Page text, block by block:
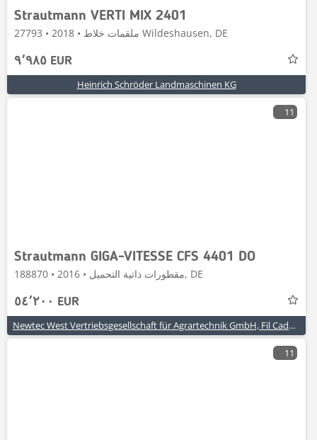
Strautmann VERTI MIX 2401
ملقمات خلاط • 2018 • 27793 Wildeshausen, DE
٩٬٩٨٥ EUR
Heinrich Schröder Landmaschinen KG
11
Strautmann GIGA-VITESSE CFS 4401 DO
مقطورات ذاتية التحميل • 2016 • 188870, DE
٥٤٬٢٠٠ EUR
Newtec West Vertriebsgesellschaft für Agrartechnik GmbH, Fil Cadenberge
11